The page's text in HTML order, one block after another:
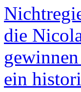
die
ein